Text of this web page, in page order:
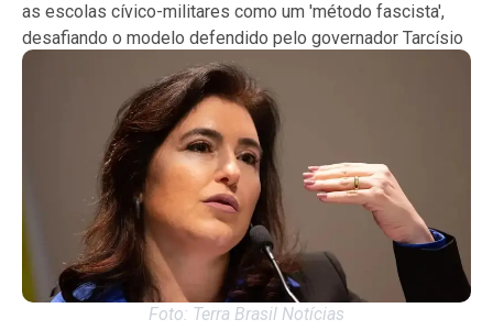
as escolas cívico-militares como um 'método fascista',
desafiando o modelo defendido pelo governador Tarcísio
de Freitas e...
Foto: Terra Brasil Notícias